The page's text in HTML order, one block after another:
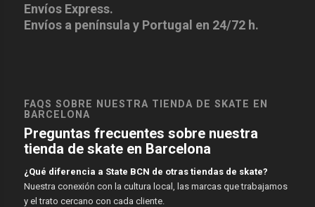
Envíos Express.
Envíos a península y Portugal en 24/72 h.
FAQS SOBRE NUESTRA TIENDA DE SKATE EN
BARCELONA
Preguntas frecuentes sobre nuestra
tienda de skate en Barcelona
¿Qué diferencia a State BCN de otras tiendas de skate?
Nuestra conexión con la cultura local, las marcas que trabajamos
y el trato cercano con cada cliente.